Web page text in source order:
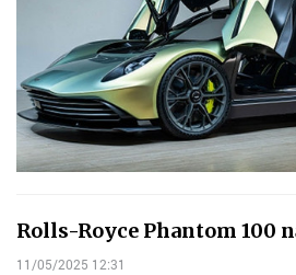
Rolls-Royce Phantom 100
11/05/2025 12:31